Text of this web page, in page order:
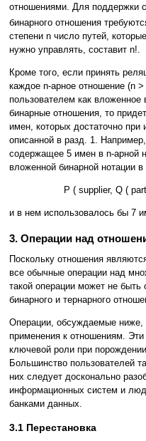
отношениями. Для поддержки
бинарного отношения
степени n число путей,
нужно управлять, составит n!.
Кроме того, если принять
каждое n-арное отношение (n
пользователем как
бинарные отношения, то
имен, которых достаточно при
описанной в разд. 1.
содержащее 5 имен в n-арной
вложенной бинарной нотации
P ( supplier, Q (
и в нем использовалось бы 7
3. Операции над
Поскольку отношения
все обычные операции над
такой операции может не
бинарного и тернарного
Операции, обсуждаемые ниже,
применения к отношениям.
ключевой роли при
Большинство пользователей
них следует досконально
информационных систем и
банками данных.
3.1 Перестановка